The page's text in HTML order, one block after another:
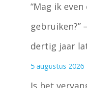
“Mag ik
gebruiken?”
dertig jaar
5 augustus 2026
Is het